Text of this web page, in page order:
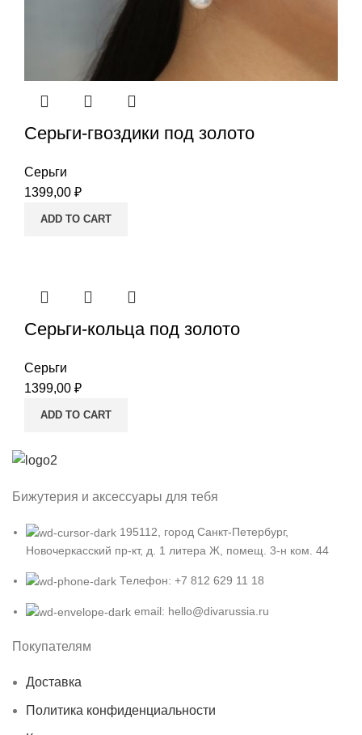
Серьги-гвоздики под золото
Серьги
1399,00 ₽
ADD TO CART
Серьги-кольца под золото
Серьги
1399,00 ₽
ADD TO CART
Бижутерия и аксессуары для тебя
195112, город Санкт-Петербург,
Новочеркасский пр-кт, д. 1 литера Ж, помещ. 3-н ком. 44
Телефон: +7 812 629 11 18
email: hello@divarussia.ru
Покупателям
Доставка
Политика конфиденциальности